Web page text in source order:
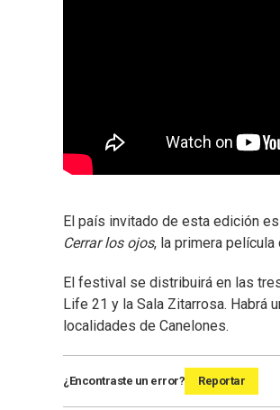
El país invitado de esta edición
Cerrar los ojos, la primera
El festival se distribuirá en las
Life 21 y la Sala Zitarrosa. Habrá
localidades de Canelones.
¿Encontraste un error? Reportar